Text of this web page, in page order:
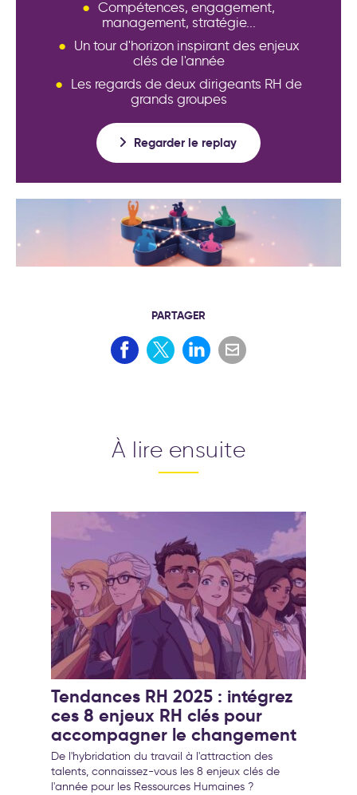
Compétences, engagement,
management, stratégie...
Un tour d'horizon inspirant des enjeux
clés de l'année
Les regards de deux dirigeants RH de
grands groupes
Regarder le replay
PARTAGER
À lire ensuite
Tendances RH 2025 : intégrez
ces 8 enjeux RH clés pour
accompagner le changement
De l'hybridation du travail à l'attraction des
talents, connaissez-vous les 8 enjeux clés de
l'année pour les Ressources Humaines ?